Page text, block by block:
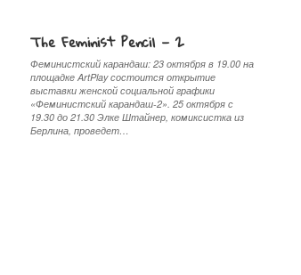
The Feminist Pencil — 2
Феминистский карандаш: 23 октября в 19.00 на
площадке ArtPlay состоится открытие
выставки женской социальной графики
«Феминистский карандаш-2». 25 октября с
19.30 до 21.30 Элке Штайнер, комиксистка из
Берлина, проведет…